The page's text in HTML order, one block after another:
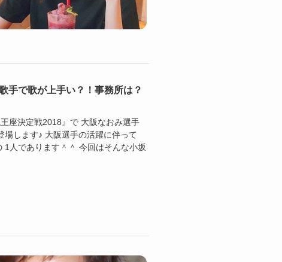
手で歌が上手い？！事務所は？
座決定戦2018』で 大阪なおみ選手
します♪ 大阪選手の活躍に伴って
人であります＾＾ 今回はそんな小坂